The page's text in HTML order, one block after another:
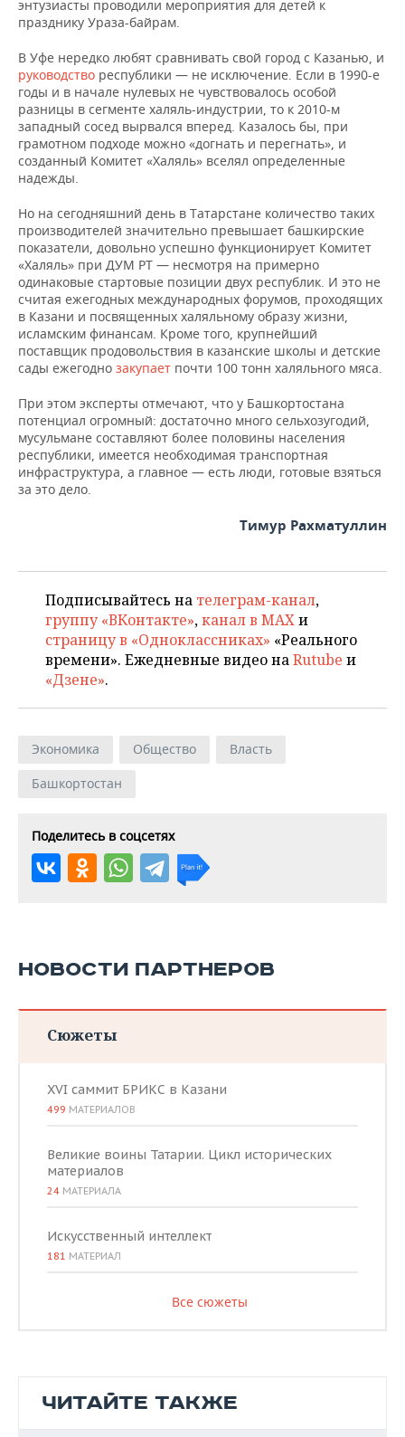
энтузиасты проводили мероприятия для детей к
празднику Ураза-байрам.
В Уфе нередко любят сравнивать свой город с Казанью, и
руководство республики — не исключение. Если в 1990-е
годы и в начале нулевых не чувствовалось особой
разницы в сегменте халяль-индустрии, то к 2010-м
западный сосед вырвался вперед. Казалось бы, при
грамотном подходе можно «догнать и перегнать», и
созданный Комитет «Халяль» вселял определенные
надежды.
Но на сегодняшний день в Татарстане количество таких
производителей значительно превышает башкирские
показатели, довольно успешно функционирует Комитет
«Халяль» при ДУМ РТ — несмотря на примерно
одинаковые стартовые позиции двух республик. И это не
считая ежегодных международных форумов, проходящих
в Казани и посвященных халяльному образу жизни,
исламским финансам. Кроме того, крупнейший
поставщик продовольствия в казанские школы и детские
сады ежегодно закупает почти 100 тонн халяльного мяса.
При этом эксперты отмечают, что у Башкортостана
потенциал огромный: достаточно много сельхозугодий,
мусульмане составляют более половины населения
республики, имеется необходимая транспортная
инфраструктура, а главное — есть люди, готовые взяться
за это дело.
Тимур Рахматуллин
Подписывайтесь на телеграм-канал,
группу «ВКонтакте»,канал в MAXи
страницу в «Одноклассниках» «Реального
времени». Ежедневные видео наRutube и
«Дзене».
Экономика Общество
Власть
Башкортостан
Поделитесь в соцсетях
НОВОСТИ ПАРТНЕРОВ
Сюжеты
XVI саммит БРИКС в Казани
499 МАТЕРИАЛОВ
Великие воины Татарии. Цикл исторических
материалов
24 МАТЕРИАЛА
Искусственный интеллект
181 МАТЕРИАЛ
Все сюжеты
ЧИТАЙТЕ ТАКЖЕ